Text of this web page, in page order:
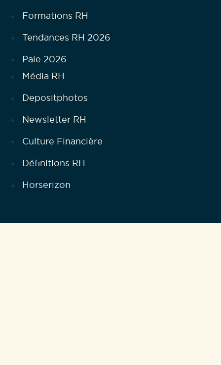
Formations RH
Tendances RH 2026
Paie 2026
Média RH
Depositphotos
Newsletter RH
Culture Financière
Définitions RH
Horserizon